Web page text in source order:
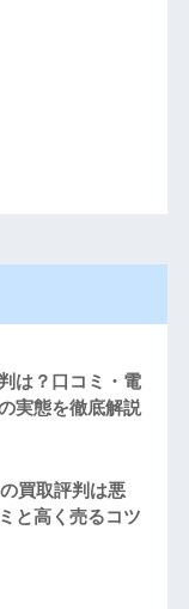
は？口コミ・電
実態を徹底解説
買取評判は悪
と高く売るコツ